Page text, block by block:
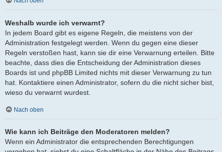
Weshalb wurde ich verwarnt?
In jedem Board gibt es eigene Regeln, die meistens von der
Administration festgelegt werden. Wenn du gegen eine dieser
Regeln verstoßen hast, kann sie dir eine Verwarnung erteilen. Bitte
beachte, dass dies die Entscheidung der Administration dieses
Boards ist und phpBB Limited nichts mit dieser Verwarnung zu tun
hat. Kontaktiere einen Administrator, sofern du die nicht sicher bist,
wieso du verwarnt wurdest.
Nach oben
Wie kann ich Beiträge den Moderatoren melden?
Wenn ein Administrator die entsprechenden Berechtigungen